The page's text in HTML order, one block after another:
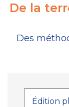
De la
Des
Édition